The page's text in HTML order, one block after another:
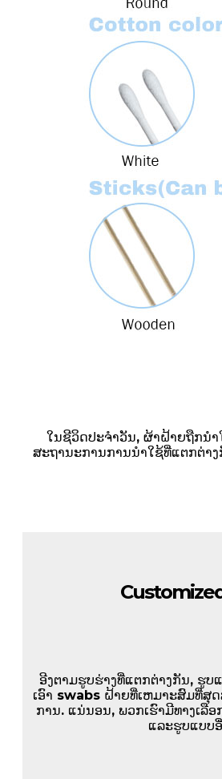
ໃນຊີວິດປະຈໍາວັນ, ຜ້າຝ້າຍຖືກນໍ
ສະຖານະການການນໍາໃຊ້ທີ່ແຕກຕ່າ
ອີງຕາມຮູບຮ່າງທີ່ແຕກຕ່າງກັນ, ຮູ
ເອົາ swabs ຝ້າຍທີ່ເຫມາະສົມທີ່
ການ. ແນ່ນອນ, ພວກເຮົາມີທາງເລື
ແລະຮູບແບບ